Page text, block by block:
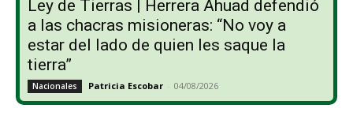
Ley de Tierras | Herrera Ahuad defendió
a las chacras misioneras: “No voy a
estar del lado de quien les saque la
tierra”
Nacionales Patricia Escobar - 04/08/2026